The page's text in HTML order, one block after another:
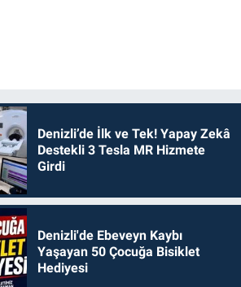
Denizli’de İlk ve Tek! Yapay Zekâ
Destekli 3 Tesla MR Hizmete
Girdi
Denizli'de Ebeveyn Kaybı
Yaşayan 50 Çocuğa Bisiklet
Hediyesi